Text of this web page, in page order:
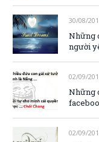
30/08/
Những
người
02/09/
Những
02/09/